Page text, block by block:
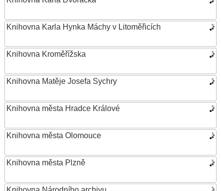
Knihovna Karla Hynka Máchy v Litoměřicích
Knihovna Kroměřížska
Knihovna Matěje Josefa Sychry
Knihovna města Hradce Králové
Knihovna města Olomouce
Knihovna města Plzně